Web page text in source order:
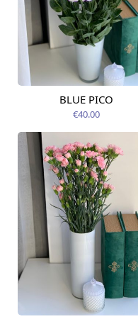
Pieejams šodien
BLUE PICO
€40.00